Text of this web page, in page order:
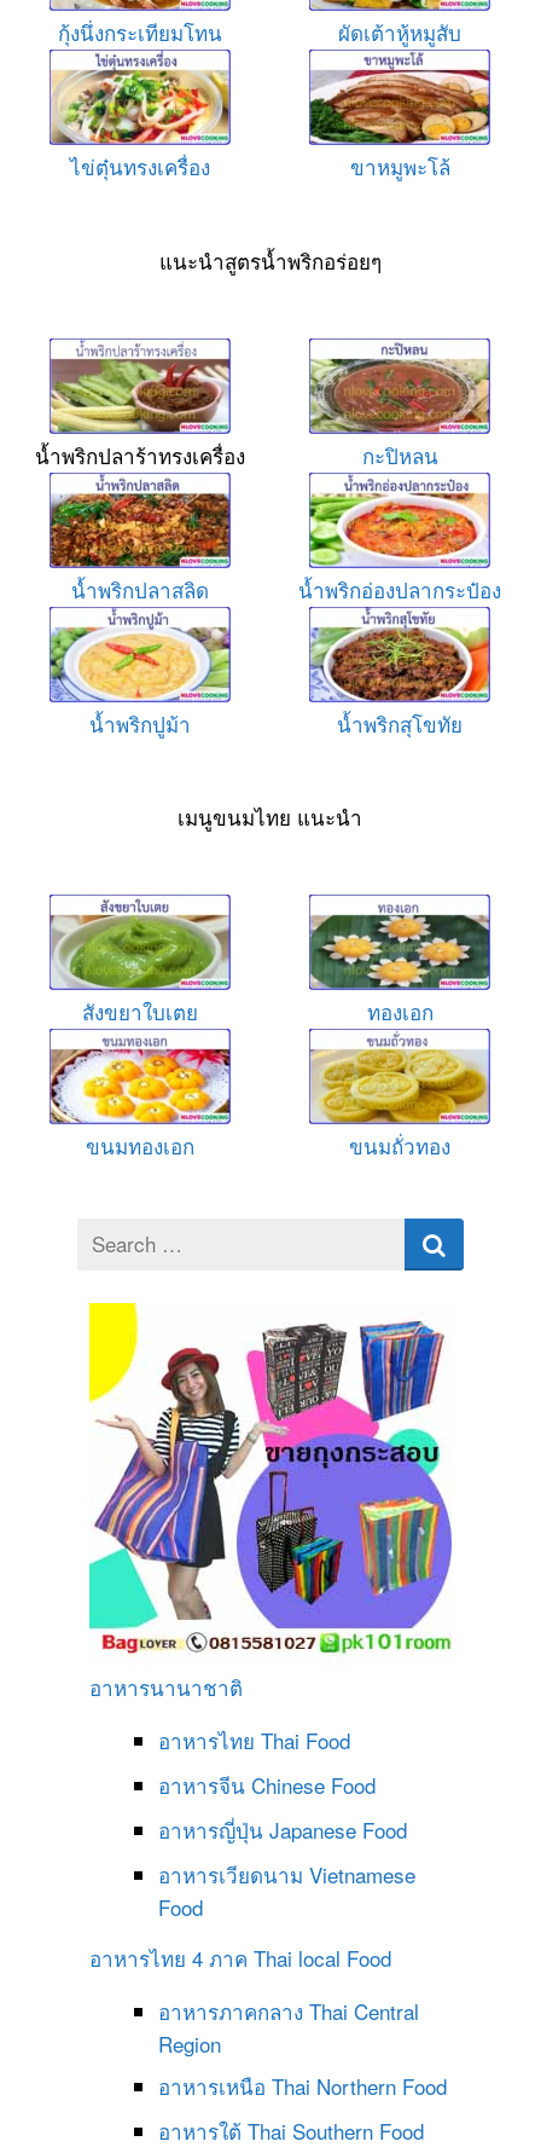
กุ้งนึ่งกระเทียมโทน ผัดเต้าหู้หมูสับ
ไข่ตุ๋นทรงเครื่อง ขาหมูพะโล้
แนะนำสูตรน้ำพริกอร่อยๆ
น้ำพริกปลาร้าทรงเครื่อง กะปิหลน
น้ำพริกปลาสลิด น้ำพริกอ่องปลากระป๋อง
น้ำพริกปูม้า น้ำพริกสุโขทัย
เมนูขนมไทย แนะนำ
สังขยาใบเตย ทองเอก
ขนมทองเอก ขนมถั่วทอง
Search
for
อาหารนานาชาติ
อาหารไทย Thai Food
อาหารจีน Chinese Food
อาหารญี่ปุ่น Japanese Food
อาหารเวียดนาม Vietnamese
Food
อาหารไทย 4 ภาค Thai local Food
อาหารภาคกลาง Thai Central
Region
อาหารเหนือ Thai Northern Food
อาหารใต้ Thai Southern Food